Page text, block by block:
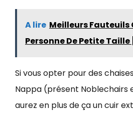
A lire Meilleurs Fauteuils
Personne De Petite Taille
Si vous opter pour des
Nappa (présent Noblechairs
aurez en plus de ça un cuir